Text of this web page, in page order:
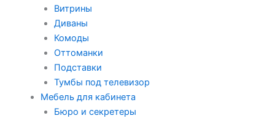
Витрины
Диваны
Комоды
Оттоманки
Подставки
Тумбы под телевизор
Мебель для кабинета
Бюро и секретеры